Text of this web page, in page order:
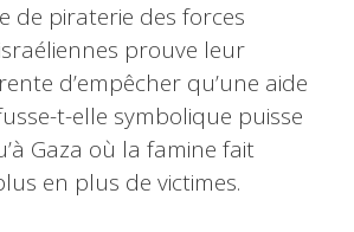
de piraterie des forces
prouve leur
d’empêcher qu’une aide
t-elle symbolique puisse
Gaza où la famine fait
en plus de victimes.